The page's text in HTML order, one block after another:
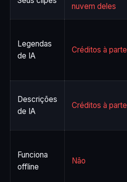
nuvem deles
Legendas
de IA
Créditos à parte
Descrições
de IA
Créditos à parte
Funciona
offline
Não